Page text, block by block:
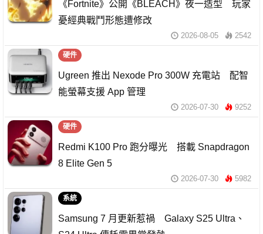
《Fortnite》公開《BLEACH》夜一造型 玩家
憂經典戰鬥形態遭修改
2026-08-05 2542
硬件
Ugreen 推出 Nexode Pro 300W 充電站 配智
能螢幕支援 App 管理
2026-07-30 9252
硬件
Redmi K100 Pro 跑分曝光 搭載 Snapdragon
8 Elite Gen 5
2026-07-30 5982
系統
Samsung 7 月更新惹禍 Galaxy S25 Ultra、